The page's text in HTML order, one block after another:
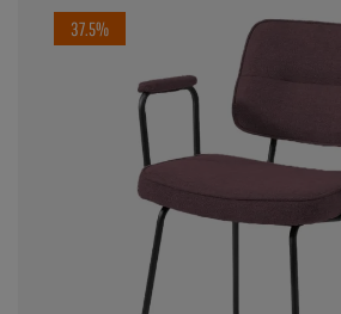
37.5%